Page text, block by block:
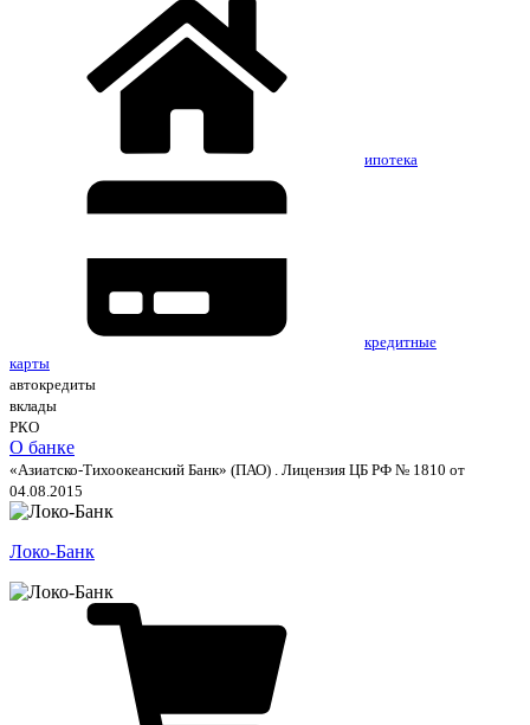
ипотека
кредитные
карты
автокредиты
вклады
РКО
О банке
«Азиатско-Тихоокеанский Банк» (ПАО) . Лицензия ЦБ РФ № 1810 от
04.08.2015
Локо-Банк